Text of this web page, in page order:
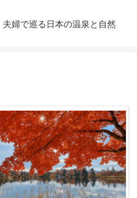
夫婦で巡る日本の温泉と自然